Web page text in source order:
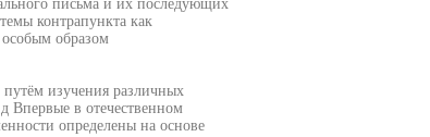
контрапункта как
образом
изучения различных
Впервые в отечественном
определены на основе